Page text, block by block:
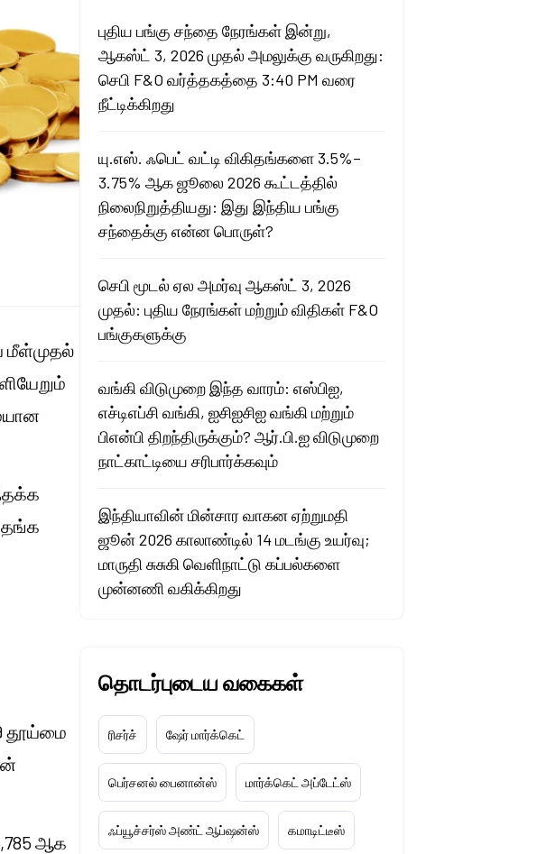
மீள்முதல்
தங்க
தூய்மை
ஆக
புதிய பங்கு சந்தை நேரங்கள் இன்று,
ஆகஸ்ட் 3, 2026 முதல் அமலுக்கு வருகிறது:
செபி F&O வர்த்தகத்தை 3:40 PM வரை
நீட்டிக்கிறது
யு.எஸ். ஃபெட் வட்டி விகிதங்களை 3.5%–
3.75% ஆக ஜூலை 2026 கூட்டத்தில்
நிலைநிறுத்தியது: இது இந்திய பங்கு
சந்தைக்கு என்ன பொருள்?
செபி மூடல் ஏல அமர்வு ஆகஸ்ட் 3, 2026
முதல்: புதிய நேரங்கள் மற்றும் விதிகள் F&O
பங்குகளுக்கு
வங்கி விடுமுறை இந்த வாரம்: எஸ்பிஐ,
எச்டிஎப்சி வங்கி, ஐசிஐசிஐ வங்கி மற்றும்
பிஎன்பி திறந்திருக்கும்? ஆர்.பி.ஐ விடுமுறை
நாட்காட்டியை சரிபார்க்கவும்
இந்தியாவின் மின்சார வாகன ஏற்றுமதி
ஜூன் 2026 காலாண்டில் 14 மடங்கு உயர்வு;
மாருதி சுசுகி வெளிநாட்டு கப்பல்களை
முன்னணி வகிக்கிறது
தொடர்புடைய வகைகள்
ரிசர்ச் ஷேர் மார்க்கெட்
பெர்சனல் பைனான்ஸ் மார்க்கெட் அப்டேட்ஸ்
ஃப்யூச்சர்ஸ் அண்ட் ஆப்ஷன்ஸ் கமாடிட்டீஸ்